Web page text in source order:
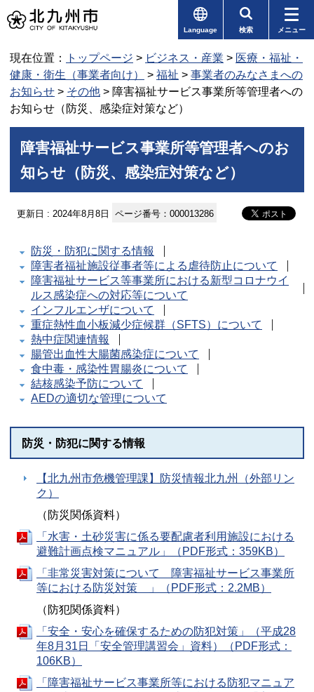
Language 検索 メニュー
現在位置： トップページ > ビジネス・産業 > 医療・福祉・
健康・衛生（事業者向け）
> 福祉 > 事業者のみなさまへの
お知らせ > その他 > 障害福祉サービス事業所等管理者への
お知らせ（防災、感染症対策など）
障害福祉サービス事業所等管理者へのお
知らせ（防災、感染症対策など）
更新日 : 2024年8月8日 ページ番号：000013286
防災・防犯に関する情報
障害者福祉施設従事者等による虐待防止について
障害福祉サービス等事業所における新型コロナウイ
ルス感染症への対応等について
インフルエンザについて
重症熱性血小板減少症候群（SFTS）について
熱中症関連情報
腸管出血性大腸菌感染症について
食中毒・感染性胃腸炎について
結核感染予防について
AEDの適切な管理について
防災・防犯に関する情報
【北九州市危機管理課】防災情報北九州（外部リン
ク）
（防災関係資料）
「水害・土砂災害に係る要配慮者利用施設における
避難計画点検マニュアル」（PDF形式：359KB）
「非常災害対策について 障害福祉サービス事業所
等における防災対策 」（PDF形式：2.2MB）
（防犯関係資料）
「安全・安心を確保するための防犯対策」（平成28
年8月31日「安全管理講習会」資料）（PDF形式：
106KB）
「障害福祉サービス事業所等における防犯マニュア